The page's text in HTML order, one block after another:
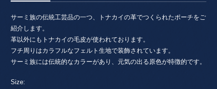
サーミ族の伝統工芸品の一つ、トナカイの革でつくられたポーチをご
紹介します。
革以外にもトナカイの毛皮が使われております。
フチ周りはカラフルなフェルト生地で装飾されています。
サーミ族には伝統的なカラーがあり、元気の出る原色が特徴的です。
Size: